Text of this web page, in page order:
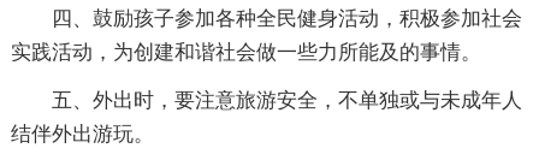
四、鼓励孩子参加各种全民健身活动，积极参加社会
实践活动，为创建和谐社会做一些力所能及的事情。
五、外出时，要注意旅游安全，不单独或与未成年人
结伴外出游玩。